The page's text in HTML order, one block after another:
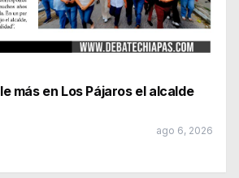
más en Los Pájaros el alcalde
ago 6, 2026